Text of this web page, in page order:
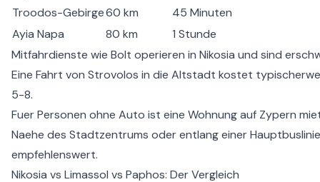
Troodos-Gebirge60 km
45 Minuten
Ayia Napa
80 km
1 Stunde
Mitfahrdienste wie Bolt operieren in Nikosia und sind
Eine Fahrt von Strovolos in die Altstadt kostet
5-8.
Fuer Personen ohne Auto ist eine Wohnung auf Zypern
Naehe des Stadtzentrums oder entlang einer Hauptbuslinie
empfehlenswert.
Nikosia vs Limassol vs Paphos: Der Vergleich